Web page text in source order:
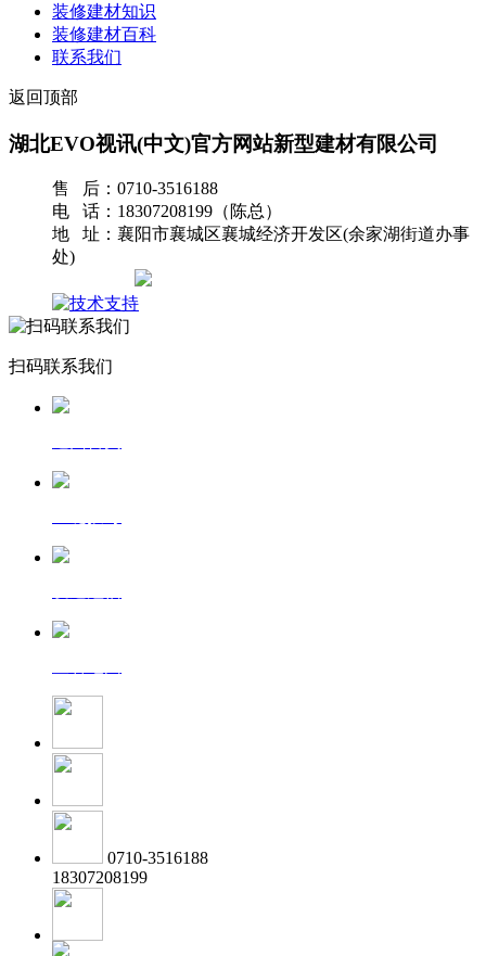
装修建材知识
装修建材百科
联系我们
返回顶部
湖北EVO视讯(中文)官方网站新型建材有限公司
售 后：0710-3516188
电 话：18307208199（陈总）
地 址：襄阳市襄城区襄城经济开发区(余家湖街道办事
处)
扫码联系我们
0710-3516188
18307208199